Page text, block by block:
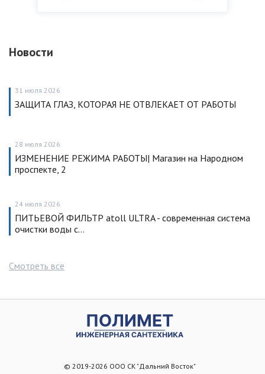
Новости
31 июля 2026
ЗАЩИТА ГЛАЗ, КОТОРАЯ НЕ ОТВЛЕКАЕТ ОТ РАБОТЫ
28 июля 2026
ИЗМЕНЕНИЕ РЕЖИМА РАБОТЫ| Магазин на Народном
проспекте, 2
24 июля 2026
ПИТЬЕВОЙ ФИЛЬТР atoll ULTRA - современная система
очистки воды с…
Смотреть все
© 2019-2026 ООО СК "Дальний Восток"